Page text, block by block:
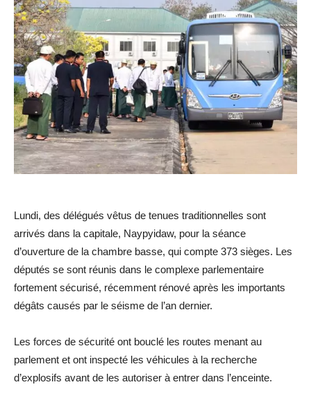
Lundi, des délégués vêtus de tenues traditionnelles sont
arrivés dans la capitale, Naypyidaw, pour la séance
d’ouverture de la chambre basse, qui compte 373 sièges. Les
députés se sont réunis dans le complexe parlementaire
fortement sécurisé, récemment rénové après les importants
dégâts causés par le séisme de l’an dernier.
Les forces de sécurité ont bouclé les routes menant au
parlement et ont inspecté les véhicules à la recherche
d’explosifs avant de les autoriser à entrer dans l’enceinte.